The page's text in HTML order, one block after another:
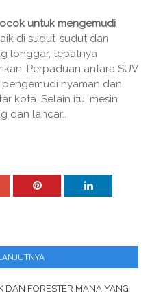
untuk mengemudi
di sudut-sudut dan
longgar, tepatnya
Perpaduan antara SUV
nyaman dan
kota. Selain itu, mesin
dan lancar..
DAN FORESTER MANA YANG